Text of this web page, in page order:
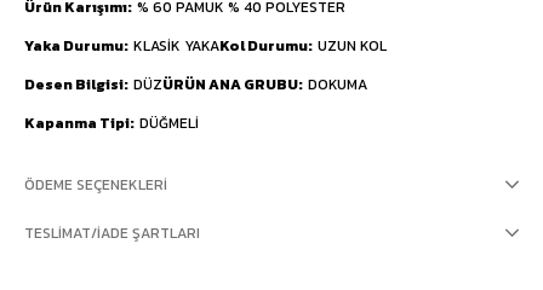
Ürün Karışımı % 60 PAMUK % 40 POLYESTER
Yaka Durumu KLASİK YAKAKol Durumu UZUN KOL
Desen Bilgisi DÜZÜRÜN ANA GRUBU DOKUMA
Kapanma Tipi DÜĞMELİ
ÖDEME SEÇENEKLERI
TESLIMAT/İADE ŞARTLARI